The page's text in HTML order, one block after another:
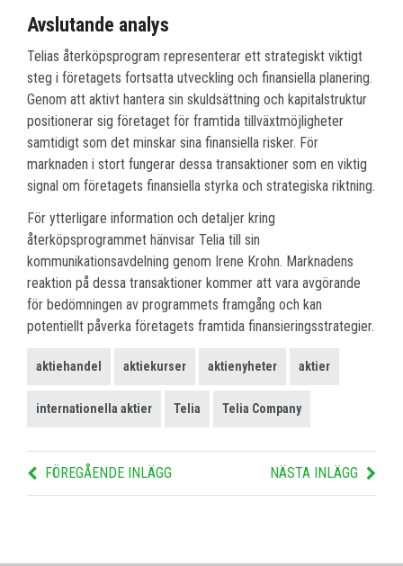
Avslutande analys
Telias återköpsprogram representerar ett strategiskt viktigt
steg i företagets fortsatta utveckling och finansiella planering.
Genom att aktivt hantera sin skuldsättning och kapitalstruktur
positionerar sig företaget för framtida tillväxtmöjligheter
samtidigt som det minskar sina finansiella risker. För
marknaden i stort fungerar dessa transaktioner som en viktig
signal om företagets finansiella styrka och strategiska riktning.
För ytterligare information och detaljer kring
återköpsprogrammet hänvisar Telia till sin
kommunikationsavdelning genom Irene Krohn. Marknadens
reaktion på dessa transaktioner kommer att vara avgörande
för bedömningen av programmets framgång och kan
potentiellt påverka företagets framtida finansieringsstrategier.
aktiehandel aktiekurser aktienyheter aktier
internationella aktier Telia Telia Company
FÖREGÅENDE INLÄGG NÄSTA INLÄGG